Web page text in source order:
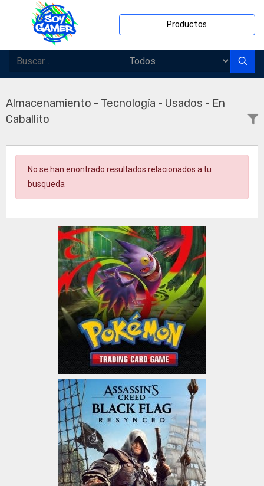
Productos
Almacenamiento - Tecnología - Usados - En
Caballito
No se han enontrado resultados relacionados a tu
busqueda